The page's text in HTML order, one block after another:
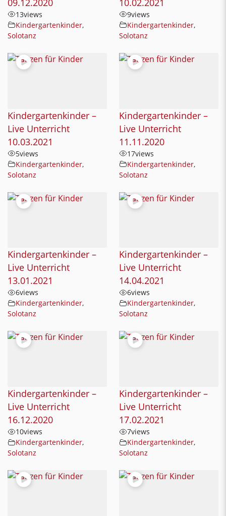
13views
Kindergartenkinder,
Solotanz
9views
Kindergartenkinder,
Solotanz
Kindergartenkinder –
Live Unterricht
10.03.2021
5views
Kindergartenkinder,
Solotanz
Kindergartenkinder –
Live Unterricht
11.11.2020
17views
Kindergartenkinder,
Solotanz
Kindergartenkinder –
Live Unterricht
13.01.2021
6views
Kindergartenkinder,
Solotanz
Kindergartenkinder –
Live Unterricht
14.04.2021
6views
Kindergartenkinder,
Solotanz
Kindergartenkinder –
Live Unterricht
16.12.2020
10views
Kindergartenkinder,
Solotanz
Kindergartenkinder –
Live Unterricht
17.02.2021
7views
Kindergartenkinder,
Solotanz